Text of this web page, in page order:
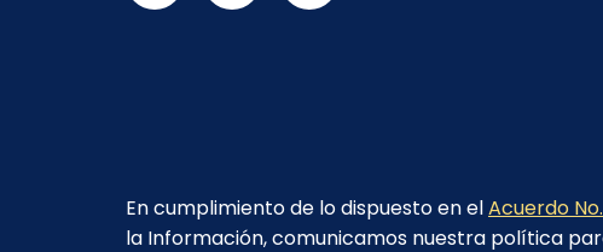
En cumplimiento de lo dispuesto en elAcuerdo
la Información, comunicamos nuestra política